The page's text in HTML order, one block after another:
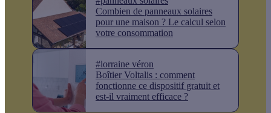
Combien de panneaux solaires
pour une maison ? Le calcul selon
votre consommation
#lorraine véron
Boîtier Voltalis : comment
fonctionne ce dispositif gratuit et
est-il vraiment efficace ?